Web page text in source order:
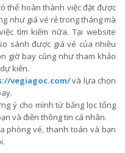
thể hoàn thành việc đặt được
như giá vé rẻ trong tháng mà
tìm kiếm nữa. Tại website
sánh được giá vé của nhiều
giờ bay cũng như tham khảo
kiến.
vegiagoc.com/và lựa chọn
ý cho mình từ bảng lọc tổng
và điền thông tin cá nhân.
phòng vé, thanh toán và bạn